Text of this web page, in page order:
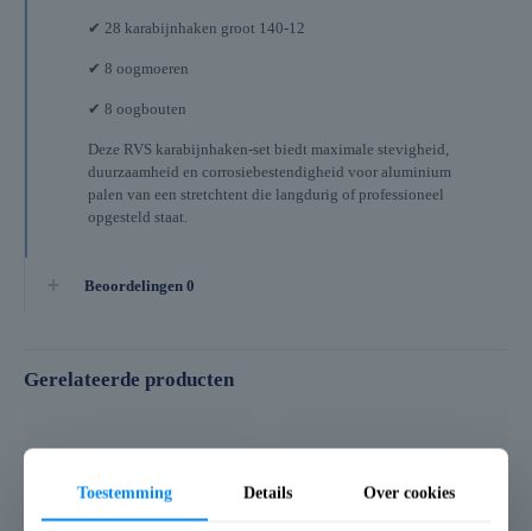
✔ 28 karabijnhaken groot 140-12
✔ 8 oogmoeren
✔ 8 oogbouten
Deze RVS karabijnhaken-set biedt maximale stevigheid,
duurzaamheid en corrosiebestendigheid voor aluminium
palen van een stretchtent die langdurig of professioneel
opgesteld staat.
Beoordelingen 0
Gerelateerde producten
Toestemming Details Over cookies